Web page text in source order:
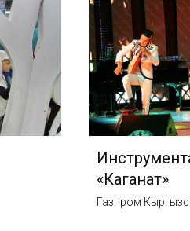
«Каганат»
Газпром